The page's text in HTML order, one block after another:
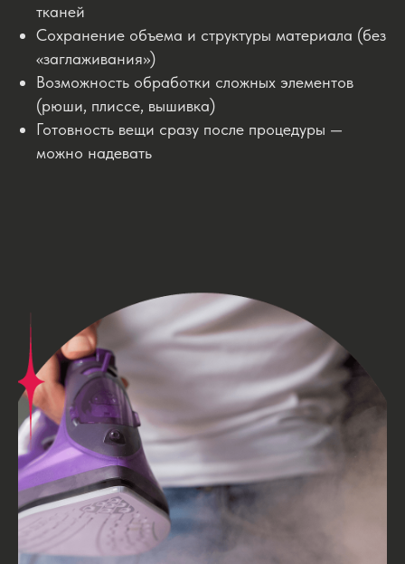
тканей
Сохранение объема и структуры материала (без
«заглаживания»)
Возможность обработки сложных элементов
(рюши, плиссе, вышивка)
Готовность вещи сразу после процедуры —
можно надевать